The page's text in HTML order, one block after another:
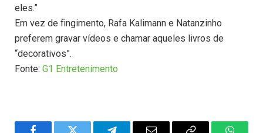
eles.”
Em vez de fingimento, Rafa Kalimann e Natanzinho
preferem gravar vídeos e chamar aqueles livros de
“decorativos”.
Fonte: G1 Entretenimento